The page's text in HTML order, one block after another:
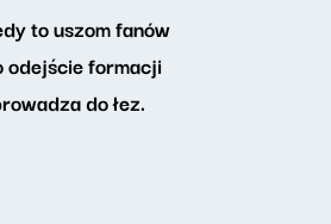
to uszom fanów
odejście formacji
do łez.